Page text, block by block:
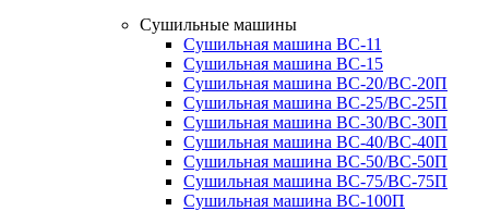
Сушильные машины
Сушильная машина ВС-11
Сушильная машина ВС-15
Сушильная машина ВС-20/ВС-20П
Сушильная машина ВС-25/ВС-25П
Сушильная машина ВС-30/ВС-30П
Сушильная машина ВС-40/ВС-40П
Сушильная машина ВС-50/ВС-50П
Сушильная машина ВС-75/ВС-75П
Сушильная машина ВС-100П